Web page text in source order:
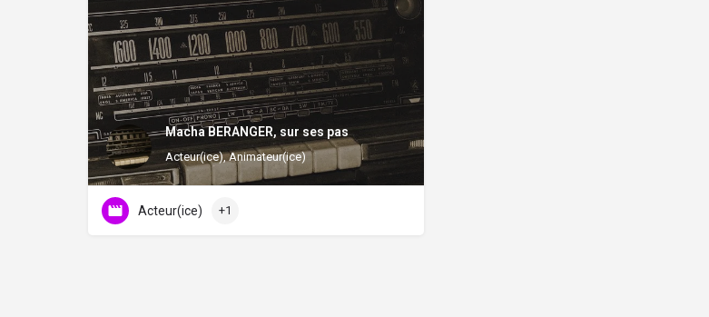
Macha BERANGER, sur ses pas
Acteur(ice), Animateur(ice)
Acteur(ice) +1